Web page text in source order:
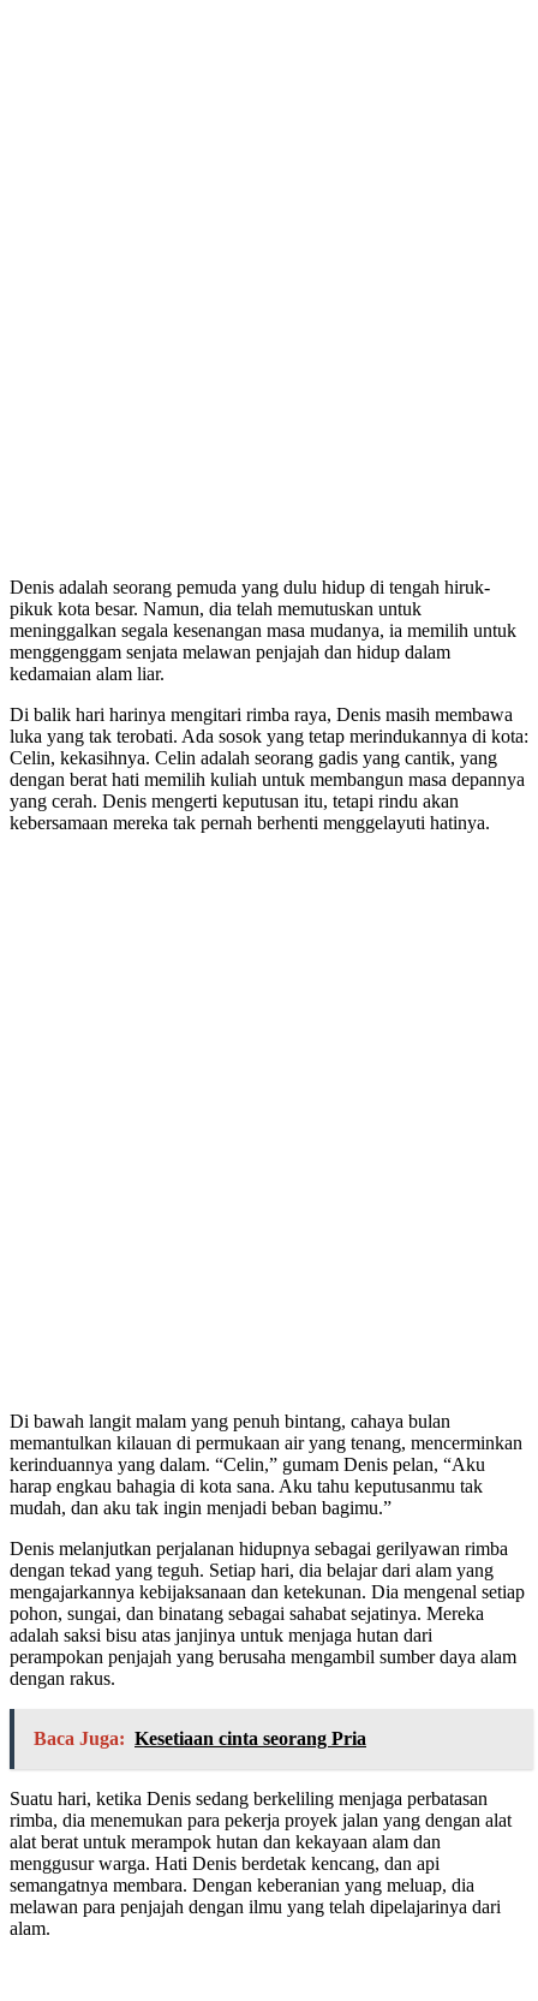
Denis adalah seorang pemuda yang dulu hidup di tengah hiruk-
pikuk kota besar. Namun, dia telah memutuskan untuk
meninggalkan segala kesenangan masa mudanya, ia memilih untuk
menggenggam senjata melawan penjajah dan hidup dalam
kedamaian alam liar.
Di balik hari harinya mengitari rimba raya, Denis masih membawa
luka yang tak terobati. Ada sosok yang tetap merindukannya di kota:
Celin, kekasihnya. Celin adalah seorang gadis yang cantik, yang
dengan berat hati memilih kuliah untuk membangun masa depannya
yang cerah. Denis mengerti keputusan itu, tetapi rindu akan
kebersamaan mereka tak pernah berhenti menggelayuti hatinya.
Di bawah langit malam yang penuh bintang, cahaya bulan
memantulkan kilauan di permukaan air yang tenang, mencerminkan
kerinduannya yang dalam. “Celin,” gumam Denis pelan, “Aku
harap engkau bahagia di kota sana. Aku tahu keputusanmu tak
mudah, dan aku tak ingin menjadi beban bagimu.”
Denis melanjutkan perjalanan hidupnya sebagai gerilyawan rimba
dengan tekad yang teguh. Setiap hari, dia belajar dari alam yang
mengajarkannya kebijaksanaan dan ketekunan. Dia mengenal setiap
pohon, sungai, dan binatang sebagai sahabat sejatinya. Mereka
adalah saksi bisu atas janjinya untuk menjaga hutan dari
perampokan penjajah yang berusaha mengambil sumber daya alam
dengan rakus.
Baca Juga: Kesetiaan cinta seorang Pria
Suatu hari, ketika Denis sedang berkeliling menjaga perbatasan
rimba, dia menemukan para pekerja proyek jalan yang dengan alat
alat berat untuk merampok hutan dan kekayaan alam dan
menggusur warga. Hati Denis berdetak kencang, dan api
semangatnya membara. Dengan keberanian yang meluap, dia
melawan para penjajah dengan ilmu yang telah dipelajarinya dari
alam.